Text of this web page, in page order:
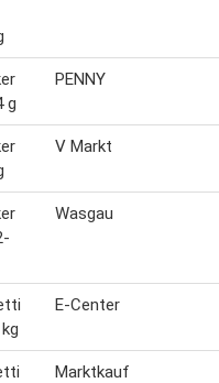
g
PENNY
V Markt
Wasgau
E-Center
Marktkauf